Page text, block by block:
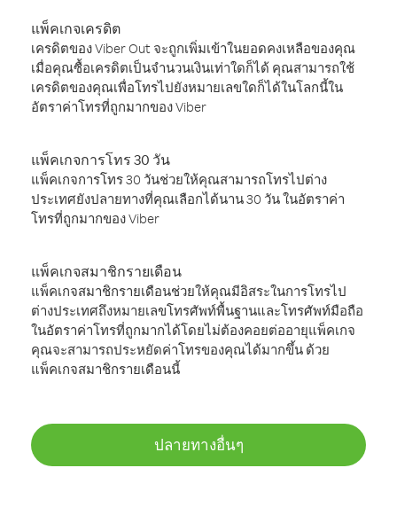
แพ็คเกจเครดิต
เครดิตของ Viber Out จะถูกเพิ่มเข้าในยอดคงเหลือของคุณ
เมื่อคุณซื้อเครดิตเป็นจำนวนเงินเท่าใดก็ได้ คุณสามารถใช้
เครดิตของคุณเพื่อโทรไปยังหมายเลขใดก็ได้ในโลกนี้ใน
อัตราค่าโทรที่ถูกมากของ Viber
แพ็คเกจการโทร 30 วัน
แพ็คเกจการโทร 30 วันช่วยให้คุณสามารถโทรไปต่าง
ประเทศยังปลายทางที่คุณเลือกได้นาน 30 วัน ในอัตราค่า
โทรที่ถูกมากของ Viber
แพ็คเกจสมาชิกรายเดือน
แพ็คเกจสมาชิกรายเดือนช่วยให้คุณมีอิสระในการโทรไป
ต่างประเทศถึงหมายเลขโทรศัพท์พื้นฐานและโทรศัพท์มือถือ
ในอัตราค่าโทรที่ถูกมากได้โดยไม่ต้องคอยต่ออายุแพ็คเกจ
คุณจะสามารถประหยัดค่าโทรของคุณได้มากขึ้น ด้วย
แพ็คเกจสมาชิกรายเดือนนี้
ปลายทางอื่นๆ